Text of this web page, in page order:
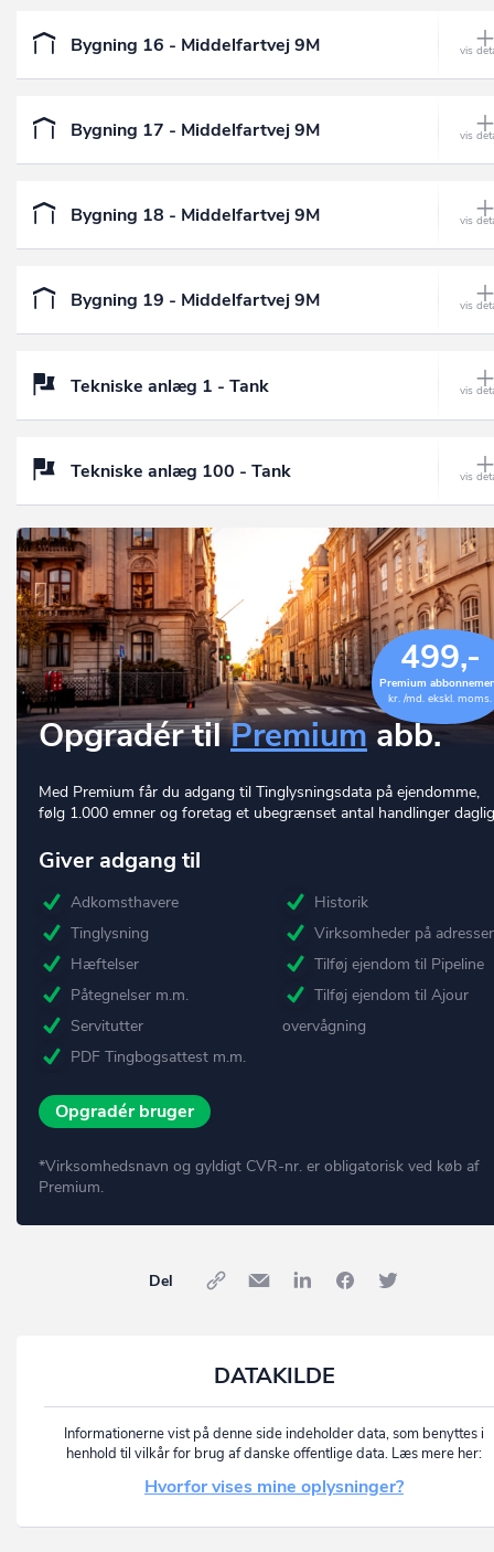
Bygning 16 - Middelfartvej 9M
Bygning 17 - Middelfartvej 9M
Bygning 18 - Middelfartvej 9M
Bygning 19 - Middelfartvej 9M
Tekniske anlæg 1 - Tank
Tekniske anlæg 100 - Tank
499,-
Premium
kr. /md. ekskl. moms.
Opgradér tilPremium abb.
Med Premium får du adgang til Tinglysningsdata på ejendomme,
følg 1.000 emner og foretag et ubegrænset antal handlinger
Giver adgang til
Adkomsthavere
Tinglysning
Hæftelser
Påtegnelser m.m.
Servitutter
PDF Tingbogsattest m.m.
Historik
Virksomheder på
Tilføj ejendom til Pipeline
Tilføj ejendom til Ajour
overvågning
Opgradér bruger
*Virksomhedsnavn og gyldigt CVR-nr. er obligatorisk ved køb af
Premium.
Del
DATAKILDE
Informationerne vist på denne side indeholder data, som benyttes i
henhold til vilkår for brug af danske offentlige data. Læs mere her:
Hvorfor vises mine oplysninger?